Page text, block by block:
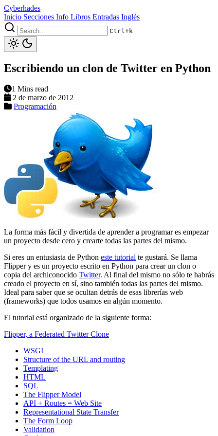
Cyberhades
Inicio Secciones Info Libros Entradas Inglés
Ctrl+k
Escribiendo un clon de Twitter en Python
1 Mins read
2 de marzo de 2012
Programación
La forma más fácil y divertida de aprender a programar es empezar
un proyecto desde cero y crearte todas las partes del mismo.
Si eres un entusiasta de Python este tutorial te gustará. Se llama
Flipper y es un proyecto escrito en Python para crear un clon o
copia del archiconocido Twitter. Al final del mismo no sólo te habrás
creado el proyecto en sí, sino también todas las partes del mismo.
Ideal para saber que se ocultan detrás de esas librerías web
(frameworks) que todos usamos en algún momento.
El tutorial está organizado de la siguiente forma:
Flipper, a Federated Twitter Clone
WSGI
Structure of the URL and routing
Templating
HTML
SQL
The Flipper Model
API + Routes = Web Site
Representational State Transfer
The Form Loop
Validation